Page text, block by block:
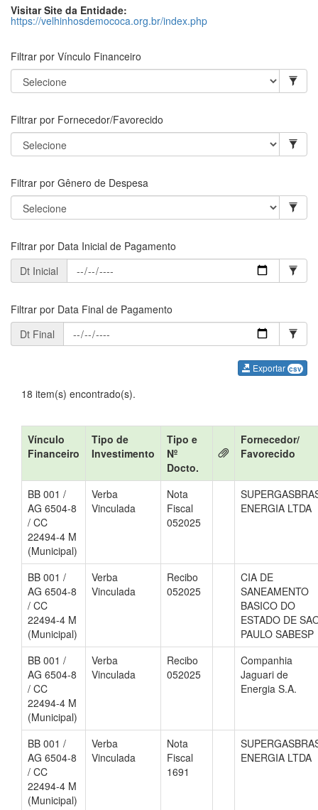
Visitar Site da Entidade:
https://velhinhosdemococa.org.br/index.php
Filtrar por Vínculo Financeiro
Filtrar por Fornecedor/Favorecido
Filtrar por Gênero de Despesa
Filtrar por Data Inicial de Pagamento
Dt Inicial
Filtrar por Data Final de Pagamento
Dt Final
Exportar csv
18 item(s) encontrado(s).
Vínculo
Financeiro
Tipo de
Investimento
Tipo e
Nº
Docto.
Fornecedor/
Favorecido
BB 001 /
AG 6504-8
/ CC
22494-4 M
(Municipal)
Verba
Vinculada
Nota
Fiscal
052025
ENERGIA LTDA
BB 001 /
AG 6504-8
/ CC
22494-4 M
(Municipal)
Verba
Vinculada
Recibo
052025
CIA DE
SANEAMENTO
BASICO DO
ESTADO DE
PAULO SABESP
BB 001 /
AG 6504-8
/ CC
22494-4 M
(Municipal)
Verba
Vinculada
Recibo
052025
Companhia
Jaguari de
Energia S.A.
BB 001 /
AG 6504-8
/ CC
22494-4 M
(Municipal)
Verba
Vinculada
Nota
Fiscal
1691
ENERGIA LTDA